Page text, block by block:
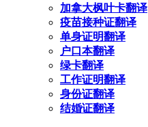
加拿大枫叶卡翻译
疫苗接种证翻译
单身证明翻译
户口本翻译
绿卡翻译
工作证明翻译
身份证翻译
结婚证翻译